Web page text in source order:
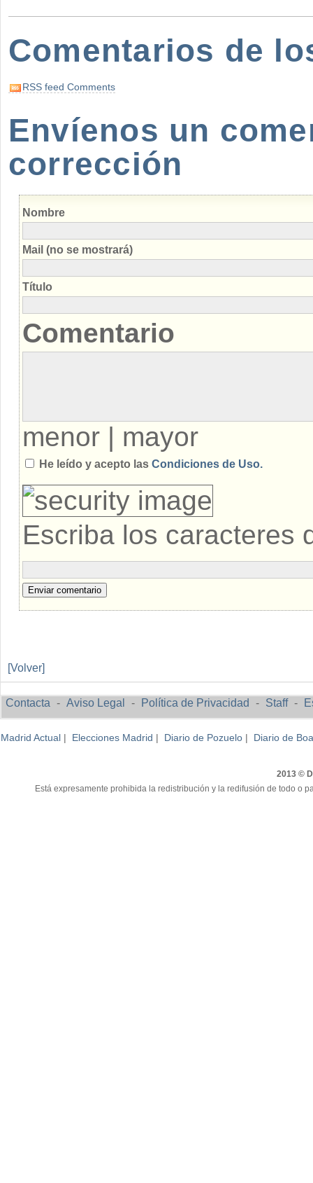
Comentarios de
RSS feed Comments
Envíenos un
corrección
Nombre
Mail (no se mostrará)
Título
Comentario
menor | mayor
He leído y acepto las Condiciones de Uso.
Escriba los caracteres
Enviar comentario
[Volver]
Contacta - Aviso Legal - Política de Privacidad - Staff -
Madrid Actual | Elecciones Madrid | Diario de Pozuelo | Diario de
2013 ©
Está expresamente prohibida la redistribución y la redifusión de todo o